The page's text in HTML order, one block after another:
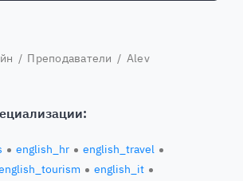
/ Преподаватели / Alev
english_hr
english_travel
english_it